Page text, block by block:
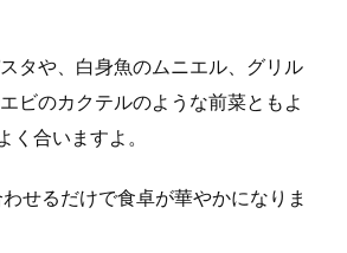
タや、白身魚のムニエル、グリル
ビのカクテルのような前菜ともよ
合いますよ。
せるだけで食卓が華やかになりま